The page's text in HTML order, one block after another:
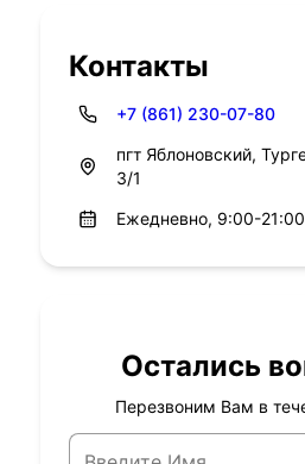
Контакты
+7 (861) 230-07-80
пгт Яблоновский,
3/1
Ежедневно, 9:00-21:00
Остались
Перезвоним Вам в